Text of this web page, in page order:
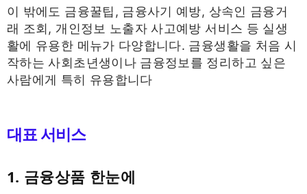
이 밖에도 금융꿀팁, 금융사기 예방, 상속인 금융거
래 조회, 개인정보 노출자 사고예방 서비스 등 실생
활에 유용한 메뉴가 다양합니다. 금융생활을 처음 시
작하는 사회초년생이나 금융정보를 정리하고 싶은
사람에게 특히 유용합니다
대표 서비스
1. 금융상품 한눈에